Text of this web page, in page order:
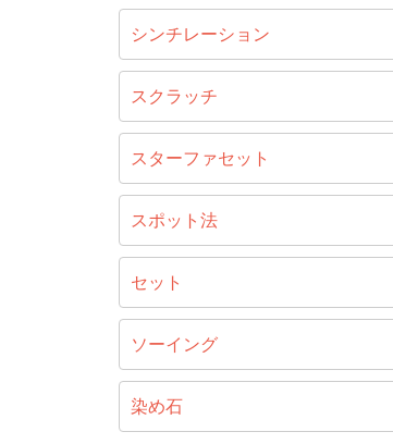
シンチレーション
スクラッチ
スターファセット
スポット法
セット
ソーイング
染め石